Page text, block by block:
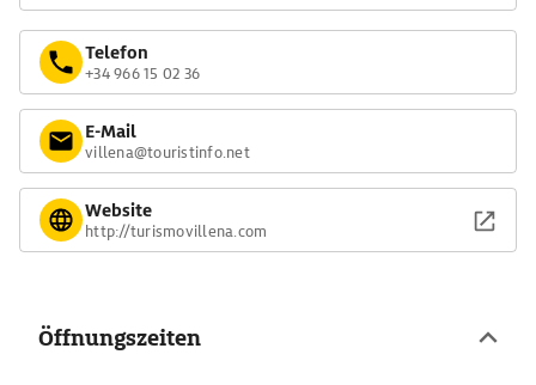
Telefon
+34 966 15 02 36
E-Mail
villena@touristinfo.net
Website
http://turismovillena.com
Öffnungszeiten